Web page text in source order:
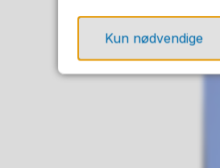
Kun nødvendige